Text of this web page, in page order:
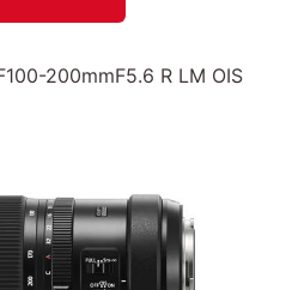
200mmF5.6 R LM OIS